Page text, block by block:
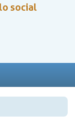
social